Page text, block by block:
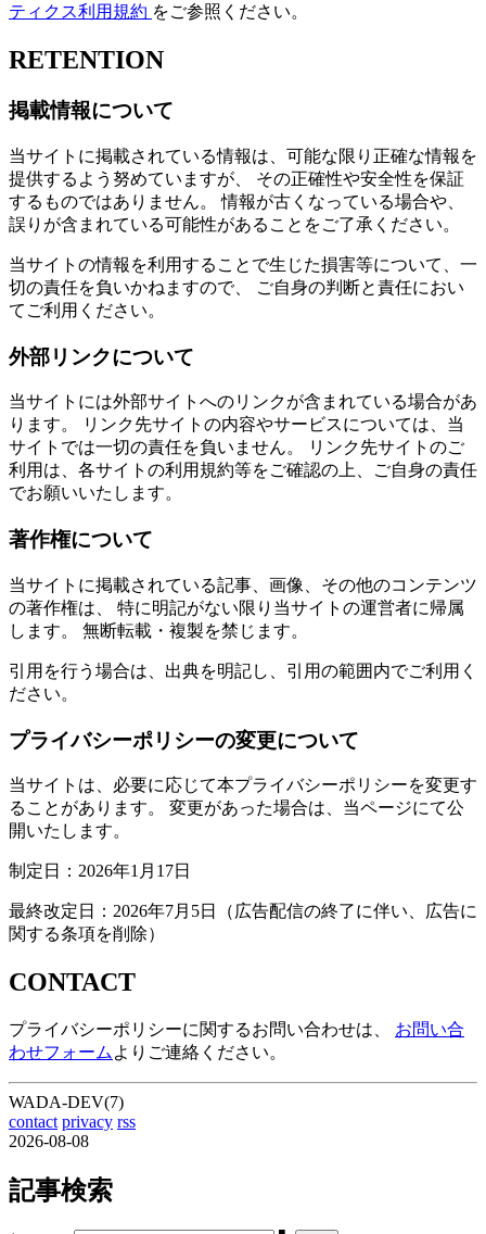
ティクス利用規約 をご参照ください。
RETENTION
掲載情報について
当サイトに掲載されている情報は、可能な限り正確な情報を
提供するよう努めていますが、 その正確性や安全性を保証
するものではありません。 情報が古くなっている場合や、
誤りが含まれている可能性があることをご了承ください。
当サイトの情報を利用することで生じた損害等について、一
切の責任を負いかねますので、 ご自身の判断と責任におい
てご利用ください。
外部リンクについて
当サイトには外部サイトへのリンクが含まれている場合があ
ります。 リンク先サイトの内容やサービスについては、当
サイトでは一切の責任を負いません。 リンク先サイトのご
利用は、各サイトの利用規約等をご確認の上、ご自身の責任
でお願いいたします。
著作権について
当サイトに掲載されている記事、画像、その他のコンテンツ
の著作権は、 特に明記がない限り当サイトの運営者に帰属
します。 無断転載・複製を禁じます。
引用を行う場合は、出典を明記し、引用の範囲内でご利用く
ださい。
プライバシーポリシーの変更について
当サイトは、必要に応じて本プライバシーポリシーを変更す
ることがあります。 変更があった場合は、当ページにて公
開いたします。
制定日：2026年1月17日
最終改定日：2026年7月5日（広告配信の終了に伴い、広告に
関する条項を削除）
CONTACT
プライバシーポリシーに関するお問い合わせは、 お問い合
わせフォーム よりご連絡ください。
WADA-DEV(7)
contact privacy rss
2026-08-08
記事検索